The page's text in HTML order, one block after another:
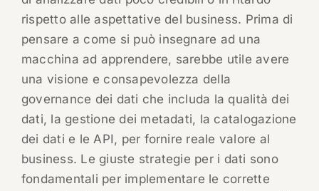
rispetto alle aspettative del business. Prima di
pensare a come si può insegnare ad una
macchina ad apprendere, sarebbe utile avere
una visione e consapevolezza della
governance dei dati che includa la qualità dei
dati, la gestione dei metadati, la catalogazione
dei dati e le API, per fornire reale valore al
business. Le giuste strategie per i dati sono
fondamentali per implementare le corrette